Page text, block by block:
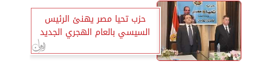
حزب تحيا مصر يهنئ الرئيس
السيسي بالعام الهجري الجديد